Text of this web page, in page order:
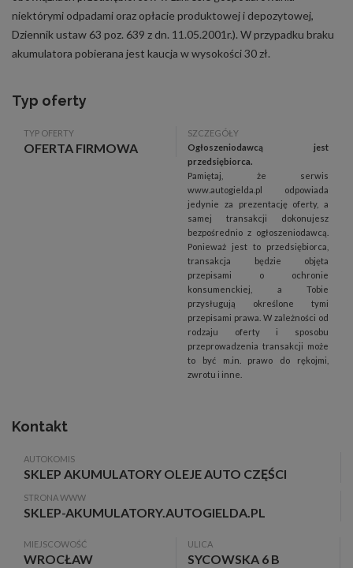
niektórymi odpadami oraz opłacie produktowej i depozytowej,
Dziennik ustaw 63 poz. 639 z dn. 11.05.2001r.). W przypadku braku
akumulatora pobierana jest kaucja w wysokości 30 zł.
Typ oferty
TYP OFERTY
OFERTA FIRMOWA
SZCZEGÓŁY
Ogłoszeniodawcą jest
przedsiębiorca.
Pamiętaj, że serwis
www.autogielda.pl odpowiada
jedynie za prezentację oferty, a
samej transakcji dokonujesz
bezpośrednio z ogłoszeniodawcą.
Ponieważ jest to przedsiębiorca,
transakcja będzie objęta
przepisami o ochronie
konsumenckiej, a Tobie
przysługują określone tymi
przepisami prawa. W zależności od
rodzaju oferty i sposobu
przeprowadzenia transakcji może
to być m.in. prawo do rękojmi,
zwrotu i inne.
Kontakt
AUTOKOMIS
SKLEP AKUMULATORY OLEJE AUTO CZĘŚCI
STRONA WWW
SKLEP-AKUMULATORY.AUTOGIELDA.PL
MIEJSCOWOŚĆ
WROCŁAW
ULICA
SYCOWSKA 6 B